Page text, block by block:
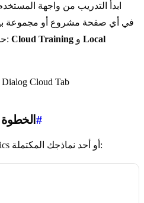
ابدأ التدريب من واجهة
حوار التدريب على علامتي تبويب: Cloud Training
Local
الخطوة 1: اختر النموذج الأساسي#
اختر نموذجاً رسمياً من Ultralytics أو أحد نماذجك المكتملة: